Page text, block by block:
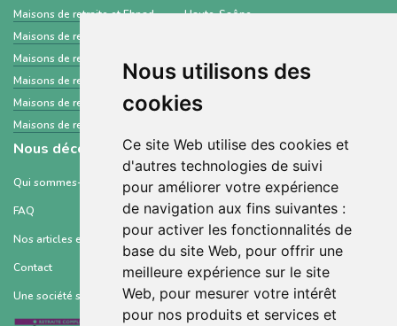
Nous utilisons des
cookies
Ce site Web utilise des cookies et
d'autres technologies de suivi
pour améliorer votre expérience
de navigation aux fins suivantes :
pour activer les fonctionnalités de
base du site Web, pour offrir une
meilleure expérience sur le site
Web, pour mesurer votre intérêt
pour nos produits et services et
Maisons de retraite et Ehpad
Haute-Saône
Maisons de retraite et Ehpad
Maisons de retraite et Ehpad
Maisons de retraite et Ehpad
Dordogne
Maisons de retraite et Ehpad
Cher
Maisons de retraite et Ehpad
Nous découvrir
Qui sommes-nous ?
FAQ
Nos articles et ressources
Contact
Une société soutenue par :